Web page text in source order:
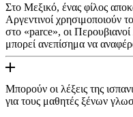
Στο Μεξικό, ένας φίλος
Αργεντινοί χρησιμοποιούν
στο «parce», οι
μπορεί ανεπίσημα να
Μπορούν οι λέξεις της
για τους μαθητές ξένων